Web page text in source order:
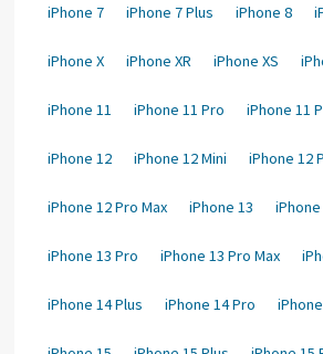
iPhone 7 iPhone 7 Plus iPhone 8
iPhone X iPhone XR iPhone XS
iPhone 11 iPhone 11 Pro iPhone 11
iPhone 12 iPhone 12 Mini iPhone 12
iPhone 12 Pro Max iPhone 13
iPhone 13 Pro iPhone 13 Pro Max
iPhone 14 Plus iPhone 14 Pro